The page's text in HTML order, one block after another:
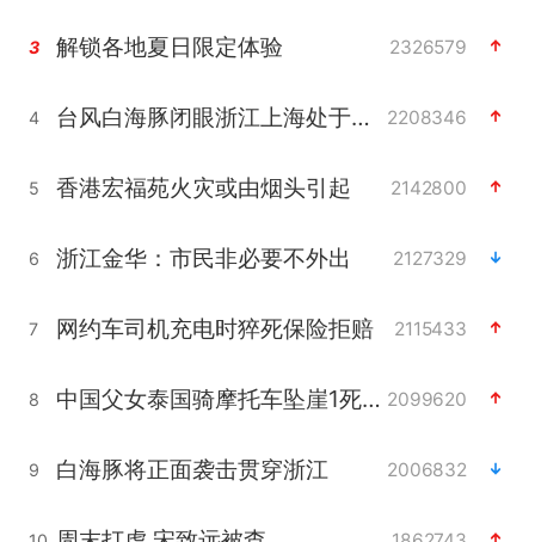
3 解锁各地夏日限定体验 2326579
4 台风白海豚闭眼浙江上海处于危险半圆 2208346
5 香港宏福苑火灾或由烟头引起 2142800
6 浙江金华：市民非必要不外出 2127329
7 网约车司机充电时猝死保险拒赔 2115433
8 中国父女泰国骑摩托车坠崖1死1伤 2099620
9 白海豚将正面袭击贯穿浙江 2006832